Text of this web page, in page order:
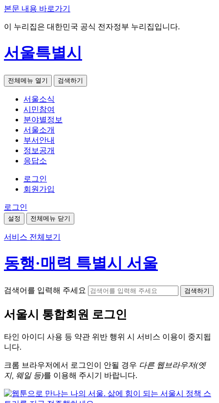
본문 내용 바로가기
이 누리집은 대한민국 공식 전자정부 누리집입니다.
서울특별시
전체메뉴 열기 검색하기
서울소식
시민참여
분야별정보
서울소개
부서안내
정보공개
응답소
로그인
회원가입
로그인
설정 전체메뉴 닫기
서비스 전체보기
동행·매력 특별시 서울
검색어를 입력해 주세요 검색하기
서울시 통합회원 로그인
타인 아이디 사용 등 약관 위반 행위 시 서비스 이용이 중지됩
니다.
크롬 브라우저에서 로그인이 안될 경우 다른 웹브라우저(엣
지, 웨일 등)를 이용해 주시기 바랍니다.